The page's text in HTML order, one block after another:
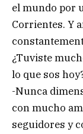
el mundo por
Corrientes. Y
¿Tuviste
lo que sos
-Nunca
con mucho
seguidores y